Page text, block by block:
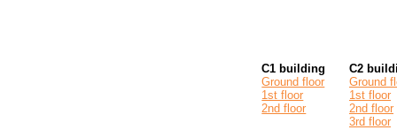
C1 building
Ground floor
1st floor
2nd floor
C2
Ground
1st floor
2nd floor
3rd floor